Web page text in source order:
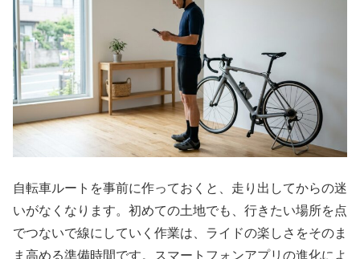
自転車ルートを事前に作っておくと、走り出してからの迷
いがなくなります。初めての土地でも、行きたい場所を点
でつないで線にしていく作業は、ライドの楽しさをそのま
ま高める準備時間です。スマートフォンアプリの進化によ